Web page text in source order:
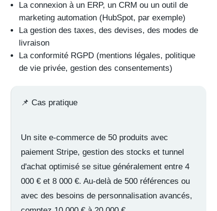
La connexion à un ERP, un CRM ou un outil de
marketing automation (HubSpot, par exemple)
La gestion des taxes, des devises, des modes de
livraison
La conformité RGPD (mentions légales, politique
de vie privée, gestion des consentements)
📌 Cas pratique
Un site e-commerce de 50 produits avec
paiement Stripe, gestion des stocks et tunnel
d'achat optimisé se situe généralement entre 4
000 € et 8 000 €. Au-delà de 500 références ou
avec des besoins de personnalisation avancés,